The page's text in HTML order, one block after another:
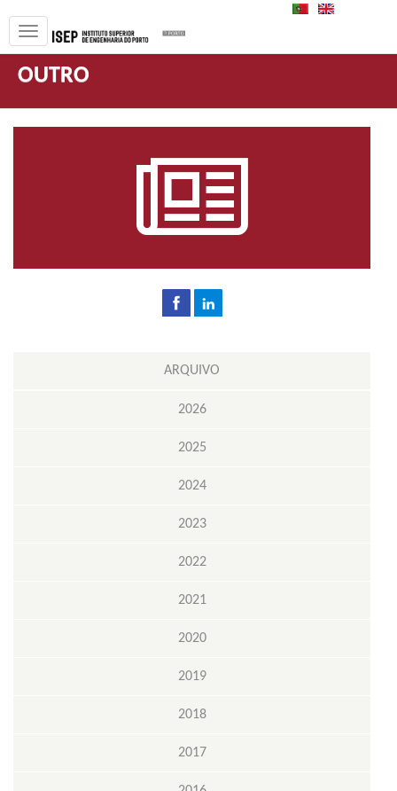
PT
OUTRO
ARQUIVO
2026
2025
2024
2023
2022
2021
2020
2019
2018
2017